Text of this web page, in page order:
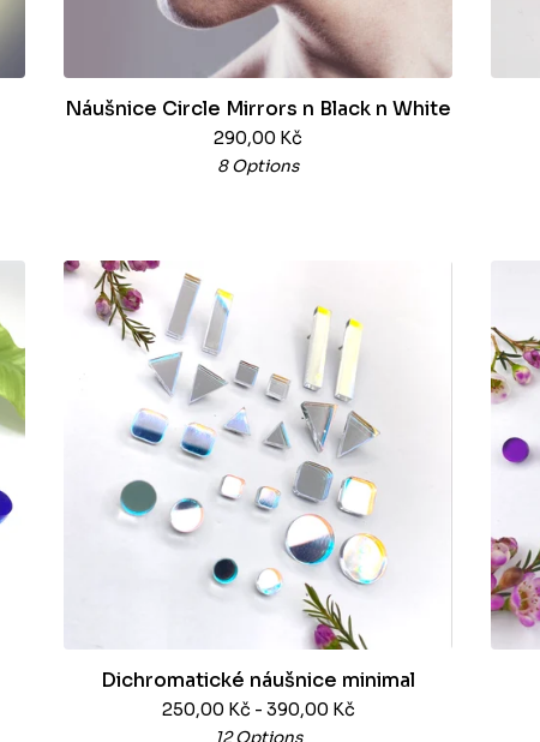
Náušnice Circle Mirrors n Black n White
290,00 Kč
8 Options
Dichromatické náušnice minimal
250,00 Kč - 390,00 Kč
12 Options